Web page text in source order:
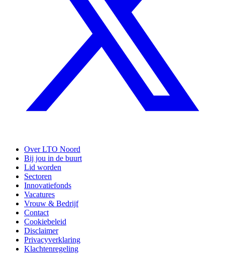
Over LTO Noord
Bij jou in de buurt
Lid worden
Sectoren
Innovatiefonds
Vacatures
Vrouw & Bedrijf
Contact
Cookiebeleid
Disclaimer
Privacyverklaring
Klachtenregeling